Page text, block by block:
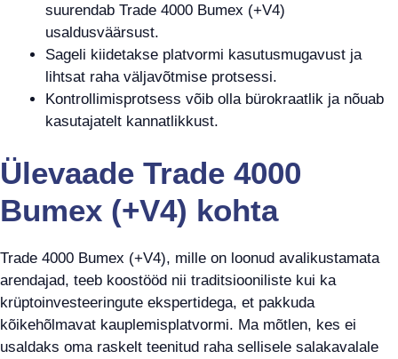
suurendab Trade 4000 Bumex (+V4)
usaldusväärsust.
Sageli kiidetakse platvormi kasutusmugavust ja
lihtsat raha väljavõtmise protsessi.
Kontrollimisprotsess võib olla bürokraatlik ja nõuab
kasutajatelt kannatlikkust.
Ülevaade Trade 4000
Bumex (+V4) kohta
Trade 4000 Bumex (+V4), mille on loonud avalikustamata
arendajad, teeb koostööd nii traditsiooniliste kui ka
krüptoinvesteeringute ekspertidega, et pakkuda
kõikehõlmavat kauplemisplatvormi. Ma mõtlen, kes ei
usaldaks oma raskelt teenitud raha sellisele salakavalale